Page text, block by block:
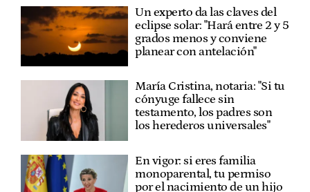
Un experto da las claves del
eclipse solar: "Hará entre 2 y 5
grados menos y conviene
planear con antelación"
María Cristina, notaria: "Si tu
cónyuge fallece sin
testamento, los padres son
los herederos universales"
En vigor: si eres familia
monoparental, tu permiso
por el nacimiento de un hijo